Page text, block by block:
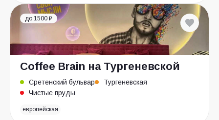
до 1500 ₽
Coffee Brain на Тургеневской
Сретенский бульвар
Тургеневская
Чистые пруды
европейская